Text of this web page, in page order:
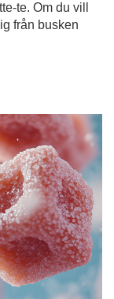
te. Om du vill
från busken